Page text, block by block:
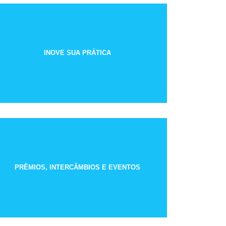
INOVE SUA PRÁTICA
PRÊMIOS, INTERCÂMBIOS E EVENTOS